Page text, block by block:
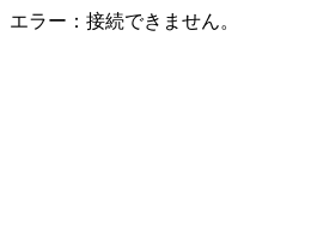
エラー：接続できません。